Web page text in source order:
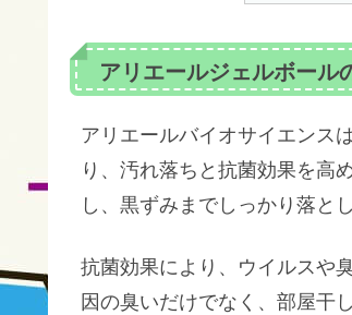
アリエールジェルボール
アリエールバイオサイエンス
り、汚れ落ちと抗菌効果を高
し、黒ずみまでしっかり落とし
抗菌効果により、ウイルスや
因の臭いだけでなく、部屋干